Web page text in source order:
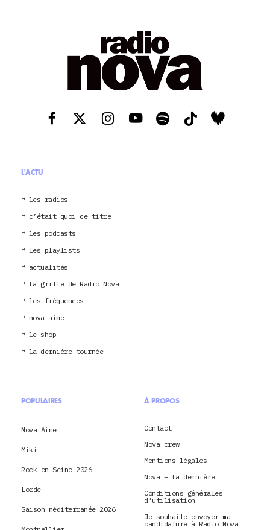
L'ACTU
les radios
c’était quoi ce titre
les podcasts
les playlists
actualités
La grille de Radio Nova
les fréquences
nova aime
le shop
la dernière tournée
POPULAIRES
Nova Aime
Miki
Rock en Seine 2026
Lorde
Saison méditerranée 2026
À PROPOS
Contact
Nova crew
Mentions légales
Nova – La dernière
Conditions générales
d’utilisation
Je souhaite envoyer ma
candidature à Radio Nova